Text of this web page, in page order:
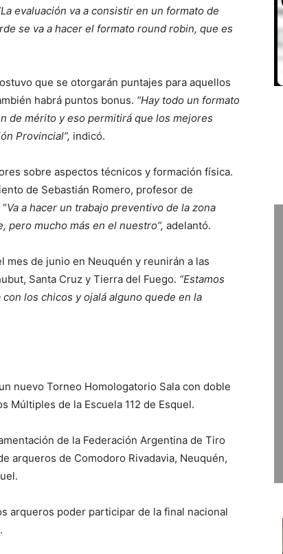
evaluación va a consistir en un formato de
se va a hacer el formato round robin, que es
que se otorgarán puntajes para aquellos
habrá puntos bonus. “Hay todo un formato
de mérito y eso permitirá que los mejores
Provincial”, indicó.
sobre aspectos técnicos y formación física.
de Sebastián Romero, profesor de
Va a hacer un trabajo preventivo de la zona
mucho más en el nuestro”, adelantó.
mes de junio en Neuquén y reunirán a las
Santa Cruz y Tierra del Fuego. “Estamos
los chicos y ojalá alguno quede en la
nuevo Torneo Homologatorio Sala con doble
Múltiples de la Escuela 112 de Esquel.
de la Federación Argentina de Tiro
arqueros de Comodoro Rivadavia, Neuquén,
arqueros poder participar de la final nacional